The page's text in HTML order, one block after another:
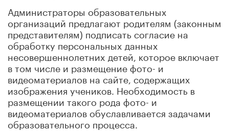
Администраторы образовательных
организаций предлагают родителям (законным
представителям) подписать согласие на
обработку персональных данных
несовершеннолетних детей, которое включает
в том числе и размещение фото- и
видеоматериалов на сайте, содержащих
изображения учеников. Необходимость в
размещении такого рода фото- и
видеоматериалов обуславливается задачами
образовательного процесса.